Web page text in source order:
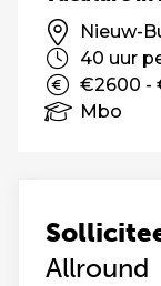
Allround
Nieuw-
40 uur
€2600 -
Mbo